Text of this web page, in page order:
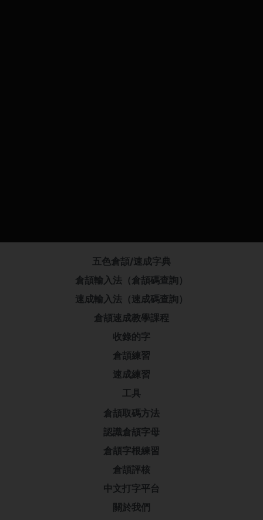
五色倉頡/速成字典
倉頡輸入法（倉頡碼查詢）
速成輸入法（速成碼查詢）
倉頡速成教學課程
收錄的字
倉頡練習
速成練習
工具
倉頡取碼方法
認識倉頡字母
倉頡字根練習
倉頡評核
中文打字平台
關於我們